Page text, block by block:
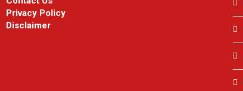
Privacy Policy
Disclaimer